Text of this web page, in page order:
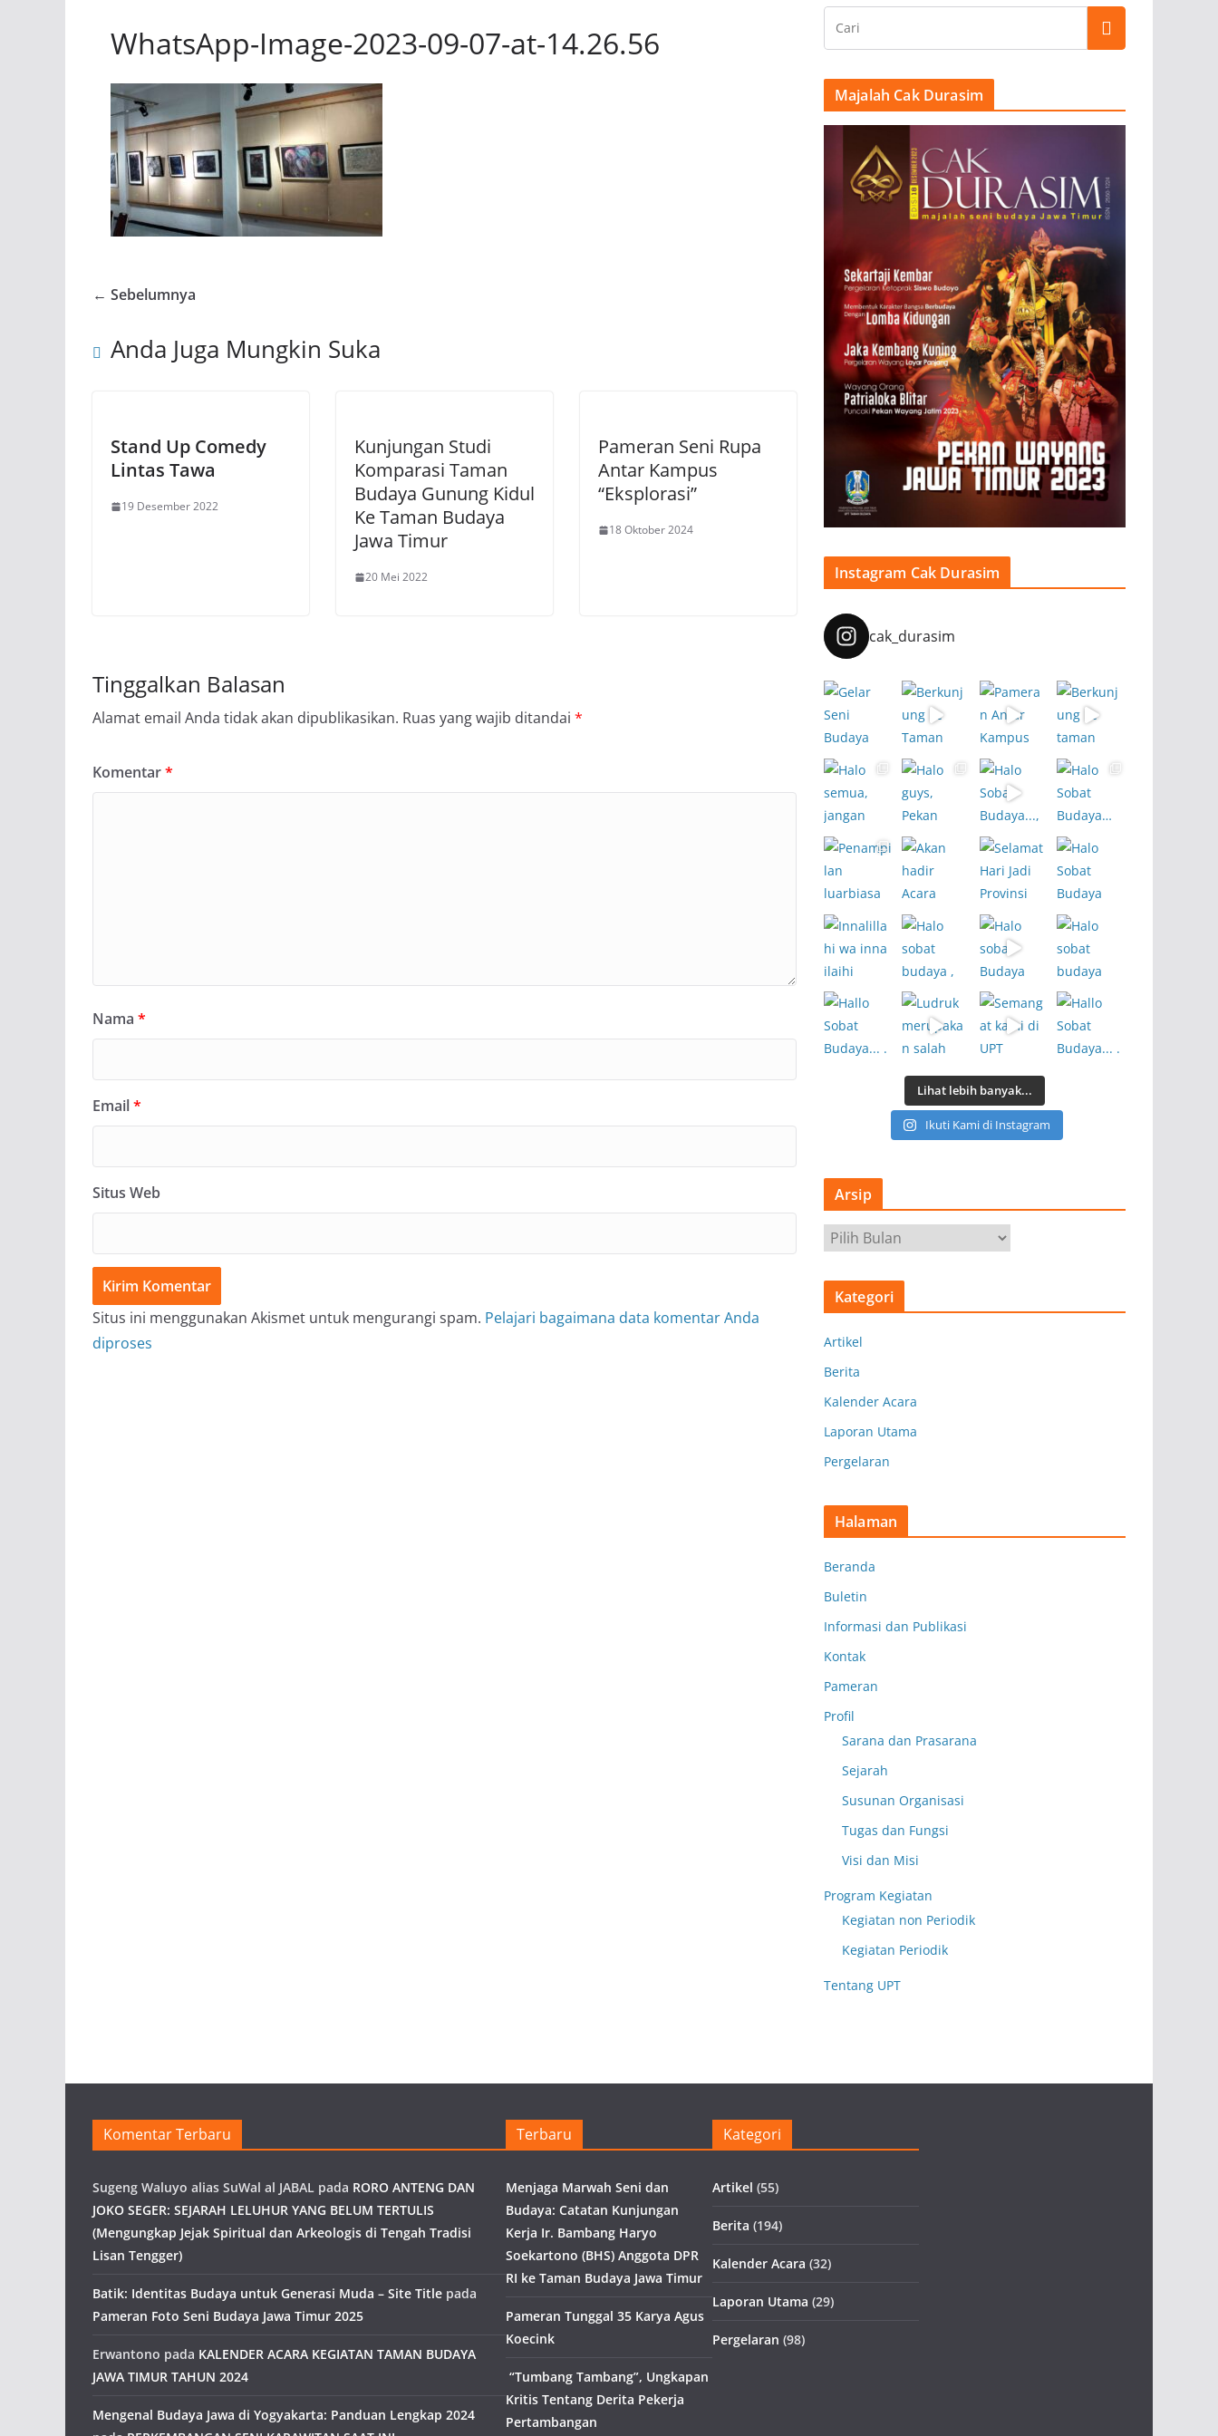
WhatsApp-Image-2023-09-07-at-14.26.56
← Sebelumnya
Anda Juga Mungkin Suka
Stand Up Comedy
Lintas Tawa
19 Desember 2022
Kunjungan Studi
Komparasi Taman
Budaya Gunung Kidul
Ke Taman Budaya
Jawa Timur
20 Mei 2022
Pameran Seni Rupa
Antar Kampus
“Eksplorasi”
18 Oktober 2024
Tinggalkan Balasan
Alamat email Anda tidak akan dipublikasikan. Ruas yang wajib ditandai *
Komentar*
Nama *
Email*
Situs Web
Situs ini menggunakan Akismet untuk mengurangi spam. Pelajari bagaimana data komentar Anda
diproses
Majalah Cak Durasim
Instagram Cak Durasim
cak_durasim
Lihat lebih banyak...
Ikuti Kami di Instagram
Arsip
r
s
Kategori
Artikel
Berita
Kalender Acara
Laporan Utama
Pergelaran
Halaman
Beranda
Buletin
Informasi dan Publikasi
Kontak
Pameran
Profil
Sarana dan Prasarana
Sejarah
Susunan Organisasi
Tugas dan Fungsi
Visi dan Misi
Program Kegiatan
Kegiatan non Periodik
Kegiatan Periodik
Tentang UPT
Komentar Terbaru
Sugeng Waluyo alias SuWal al JABAL pada RORO ANTENG DAN
JOKO SEGER: SEJARAH LELUHUR YANG BELUM TERTULIS
(Mengungkap Jejak Spiritual dan Arkeologis di Tengah Tradisi
Lisan Tengger)
Batik: Identitas Budaya untuk Generasi Muda – Site Title pada
Pameran Foto Seni Budaya Jawa Timur 2025
Erwantono pada KALENDER ACARA KEGIATAN TAMAN BUDAYA
JAWA TIMUR TAHUN 2024
Mengenal Budaya Jawa di Yogyakarta: Panduan Lengkap 2024
Terbaru
Menjaga Marwah Seni dan
Budaya: Catatan Kunjungan
Kerja Ir. Bambang Haryo
Soekartono (BHS) Anggota DPR
RI ke Taman Budaya Jawa Timur
Pameran Tunggal 35 Karya Agus
Koecink
“Tumbang Tambang”, Ungkapan
Kritis Tentang Derita Pekerja
Pertambangan
Kategori
Artikel (55)
Berita (194)
Kalender Acara (32)
Laporan Utama (29)
Pergelaran (98)